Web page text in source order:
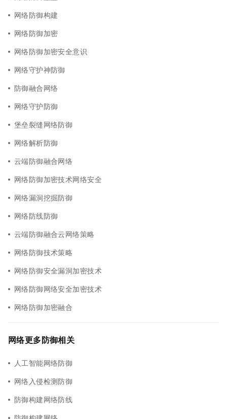
网络防御构建
网络防御加密
网络防御加密安全意识
网络守护神防御
防御融合网络
网络守护防御
堡垒裂缝网络防御
网络解析防御
云端防御融合网络
网络防御加密技术网络安全
网络漏洞挖掘防御
网络防线防御
云端防御融合云网络策略
网络防御技术策略
网络防御安全漏洞加密技术
网络防御网络安全加密技术
网络防御加密融合
网络更多防御相关
人工智能网络防御
网络入侵检测防御
防御构建网络防线